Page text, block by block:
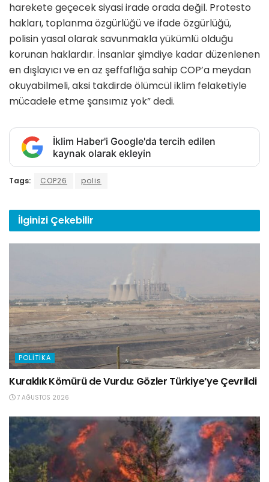
harekete geçecek siyasi irade orada değil. Protesto
hakları, toplanma özgürlüğü ve ifade özgürlüğü,
polisin yasal olarak savunmakla yükümlü olduğu
korunan haklardır. İnsanlar şimdiye kadar düzenlenen
en dışlayıcı ve en az şeffaflığa sahip COP’a meydan
okuyabilmeli, aksi takdirde ölümcül iklim felaketiyle
mücadele etme şansımız yok” dedi.
İklim Haber'i Google'da tercih edilen
kaynak olarak ekleyin
Tags: COP26 polis
İlginizi Çekebilir
POLITIKA
Kuraklık Kömürü de Vurdu: Gözler Türkiye’ye Çevrildi
7 AĞUSTOS 2026